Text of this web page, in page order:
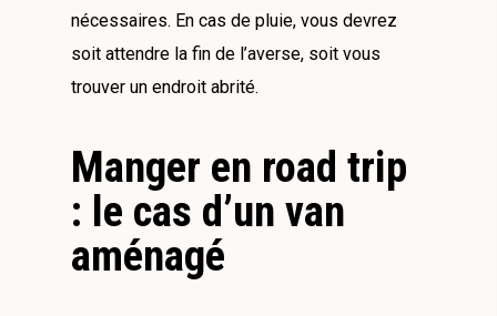
nécessaires. En cas de pluie, vous devrez
soit attendre la fin de l’averse, soit vous
trouver un endroit abrité.
Manger en road trip
: le cas d’un van
aménagé